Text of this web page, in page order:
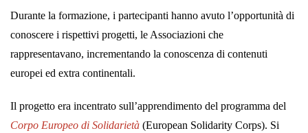
Durante la formazione, i partecipanti hanno avuto l’opportunità di
conoscere i rispettivi progetti, le Associazioni che
rappresentavano, incrementando la conoscenza di contenuti
europei ed extra continentali.
Il progetto era incentrato sull’apprendimento del programma del
Corpo Europeo di Solidarietà (European Solidarity Corps). Si